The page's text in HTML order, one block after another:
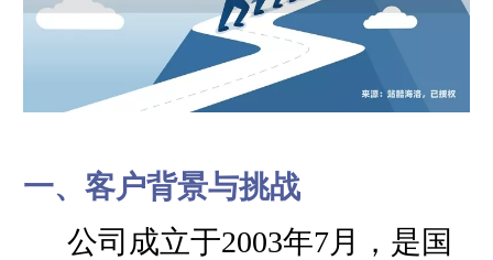
一、客户背景与挑战
公司成立于2003年7月，是国